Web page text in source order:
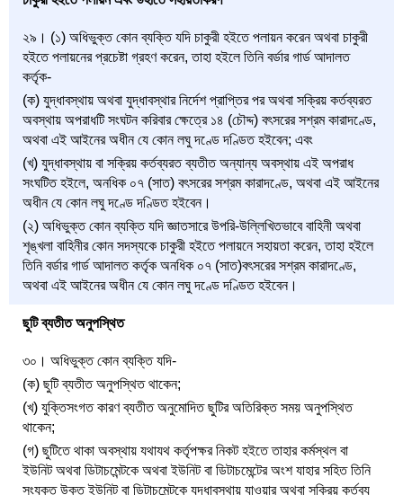
২৯। (১) অধিভুক্ত কোন ব্যক্তি যদি চাকুরী হইতে পলায়ন করেন অথবা চাকুরী
হইতে পলায়নের প্রচেষ্টা গ্রহণ করেন, তাহা হইলে তিনি বর্ডার গার্ড আদালত
কর্তৃক-
(ক) যুদ্ধাবস্থায় অথবা যুদ্ধাবস্থার নির্দেশ প্রাপ্তির পর অথবা সক্রিয় কর্তব্যরত
অবস্থায় অপরাধটি সংঘটন করিবার ক্ষেত্রে ১৪ (চৌদ্দ) বৎসরের সশ্রম কারাদণ্ডে,
অথবা এই আইনের অধীন যে কোন লঘু দণ্ডে দণ্ডিত হইবেন; এবং
(খ) যুদ্ধাবস্থায় বা সক্রিয় কর্তব্যরত ব্যতীত অন্যান্য অবস্থায় এই অপরাধ
সংঘটিত হইলে, অনধিক ০৭ (সাত) বৎসরের সশ্রম কারাদণ্ডে, অথবা এই আইনের
অধীন যে কোন লঘু দণ্ডে দণ্ডিত হইবেন।
(২) অধিভুক্ত কোন ব্যক্তি যদি জ্ঞাতসারে উপরি-উল্লিখিতভাবে বাহিনী অথবা
শৃঙ্খলা বাহিনীর কোন সদস্যকে চাকুরী হইতে পলায়নে সহায়তা করেন, তাহা হইলে
তিনি বর্ডার গার্ড আদালত কর্তৃক অনধিক ০৭ (সাত)বৎসরের সশ্রম কারাদণ্ডে,
অথবা এই আইনের অধীন যে কোন লঘু দণ্ডে দণ্ডিত হইবেন।
ছুটি ব্যতীত অনুপস্থিত
৩০। অধিভুক্ত কোন ব্যক্তি যদি-
(ক) ছুটি ব্যতীত অনুপস্থিত থাকেন;
(খ) যুক্তিসংগত কারণ ব্যতীত অনুমোদিত ছুটির অতিরিক্ত সময় অনুপস্থিত
থাকেন;
(গ) ছুটিতে থাকা অবস্থায় যথাযথ কর্তৃপক্ষর নিকট হইতে তাহার কর্মস্থল বা
ইউনিট অথবা ডিটাচমেন্টকে অথবা ইউনিট বা ডিটাচমেন্টের অংশ যাহার সহিত তিনি
সংযুক্ত উক্ত ইউনিট বা ডিটাচমেন্টকে যুদ্ধাবস্থায় যাওয়ার অথবা সক্রিয় কর্তব্য